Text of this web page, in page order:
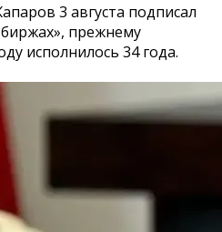
3 августа подписал
прежнему
исполнилось 34 года.